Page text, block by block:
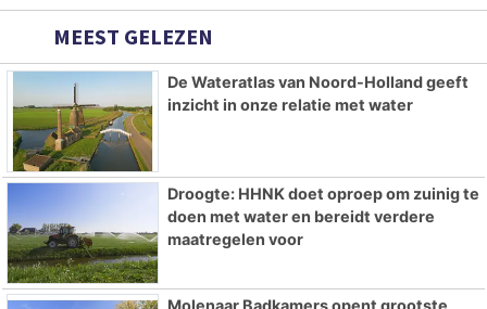
MEEST GELEZEN
De Wateratlas van Noord-Holland geeft
inzicht in onze relatie met water
Droogte: HHNK doet oproep om zuinig te
doen met water en bereidt verdere
maatregelen voor
Molenaar Badkamers opent grootste